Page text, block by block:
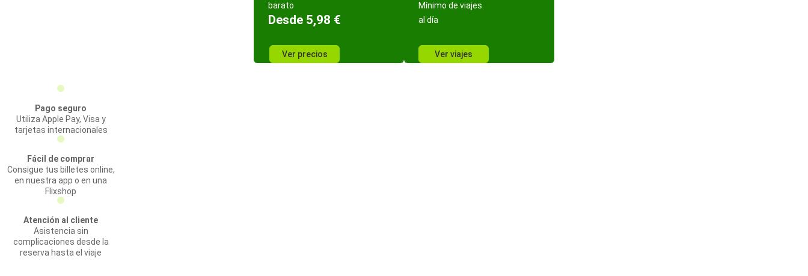
barato
Desde 5,98 €
Ver precios
Mínimo de viajes
al día
Ver viajes
Pago seguro
Utiliza Apple Pay, Visa y
tarjetas internacionales
Fácil de comprar
Consigue tus billetes online,
en nuestra app o en una
Flixshop
Atención al cliente
Asistencia sin
complicaciones desde la
reserva hasta el viaje